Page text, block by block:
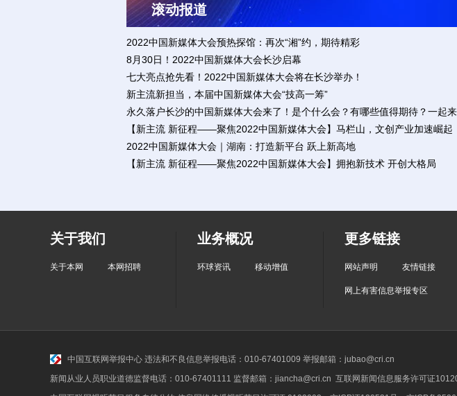
滚动报道
2022中国新媒体大会预热探馆：再次“湘”约，期待精彩
8月30日！2022中国新媒体大会长沙启幕
七大亮点抢先看！2022中国新媒体大会将在长沙举办！
新主流新担当，本届中国新媒体大会“技高一筹”
永久落户长沙的中国新媒体大会来了！是个什么会？有哪些值得期待？一起
【新主流 新征程——聚焦2022中国新媒体大会】马栏山，文创产业加速崛起
2022中国新媒体大会｜湖南：打造新平台 跃上新高地
【新主流 新征程——聚焦2022中国新媒体大会】拥抱新技术 开创大格局
关于我们
关于本网 本网招聘
业务概况
环球资讯 移动增值
更多链接
网站声明 友情链接
网上有害信息举报专区
中国互联网举报中心 违法和不良信息举报电话：010-67401009 举报邮箱：jubao@cri.cn
新闻从业人员职业道德监督电话：010-67401111 监督邮箱：jiancha@cri.cn 互联网新闻信息服务许可证